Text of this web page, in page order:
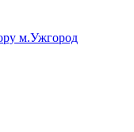
м.Ужгород